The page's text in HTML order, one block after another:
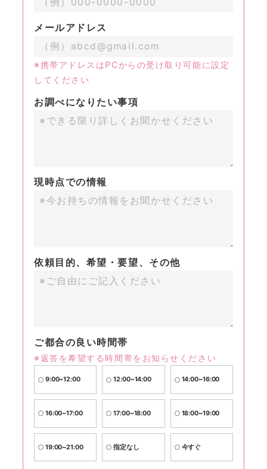
メールアドレス
※携帯アドレスはPCからの受け取り可能に設定
してください
お調べになりたい事項
現時点での情報
依頼目的、希望・要望、その他
ご都合の良い時間帯
※返答を希望する時間帯をお知らせください
9:00~12:00 12:00~14:00 14:00~16:00
16:00~17:00 17:00~18:00 18:00~19:00
19:00~21:00 指定なし 今すぐ